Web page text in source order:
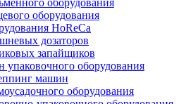
оборудования
оборудования
HoReCa
дозаторов
запайщиков
упаковочного оборудования
машин
оборудования